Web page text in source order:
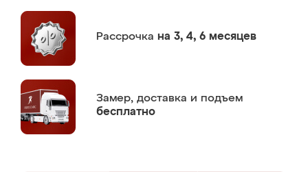
Рассрочка на 3, 4, 6 месяцев
Замер, доставка и подъем
бесплатно